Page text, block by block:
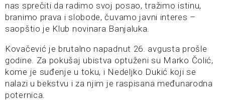
nas sprečiti da radimo svoj posao, tražimo istinu,
branimo prava i slobode, čuvamo javni interes –
saopštio je Klub novinara Banjaluka.
Kovačević je brutalno napadnut 26. avgusta prošle
godine. Za pokušaj ubistva optuženi su Marko Čolić,
kome je suđenje u toku, i Nedeljko Dukić koji se
nalazi u bekstvu i za njim je raspisana međunarodna
poternica.